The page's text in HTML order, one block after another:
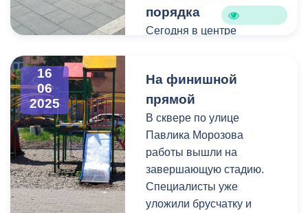
порядка
Сегодня в центре
Выступления в
общественных местах
возможны только при
наличии
соответствующего
разрешения. В случае его
отсутствия сотрудники
16
06
2025
На финишной
прямой
В сквере по улице
Павлика Морозова
работы вышли на
завершающую стадию.
Специалисты уже
уложили брусчатку и